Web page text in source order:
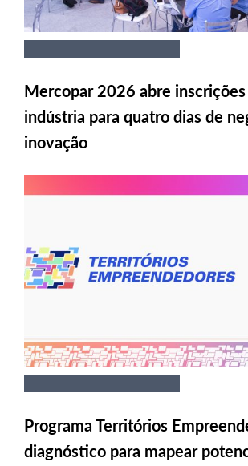
Mercopar 2026 abre
indústria para quatro dias de
inovação
Programa Territórios
diagnóstico para mapear